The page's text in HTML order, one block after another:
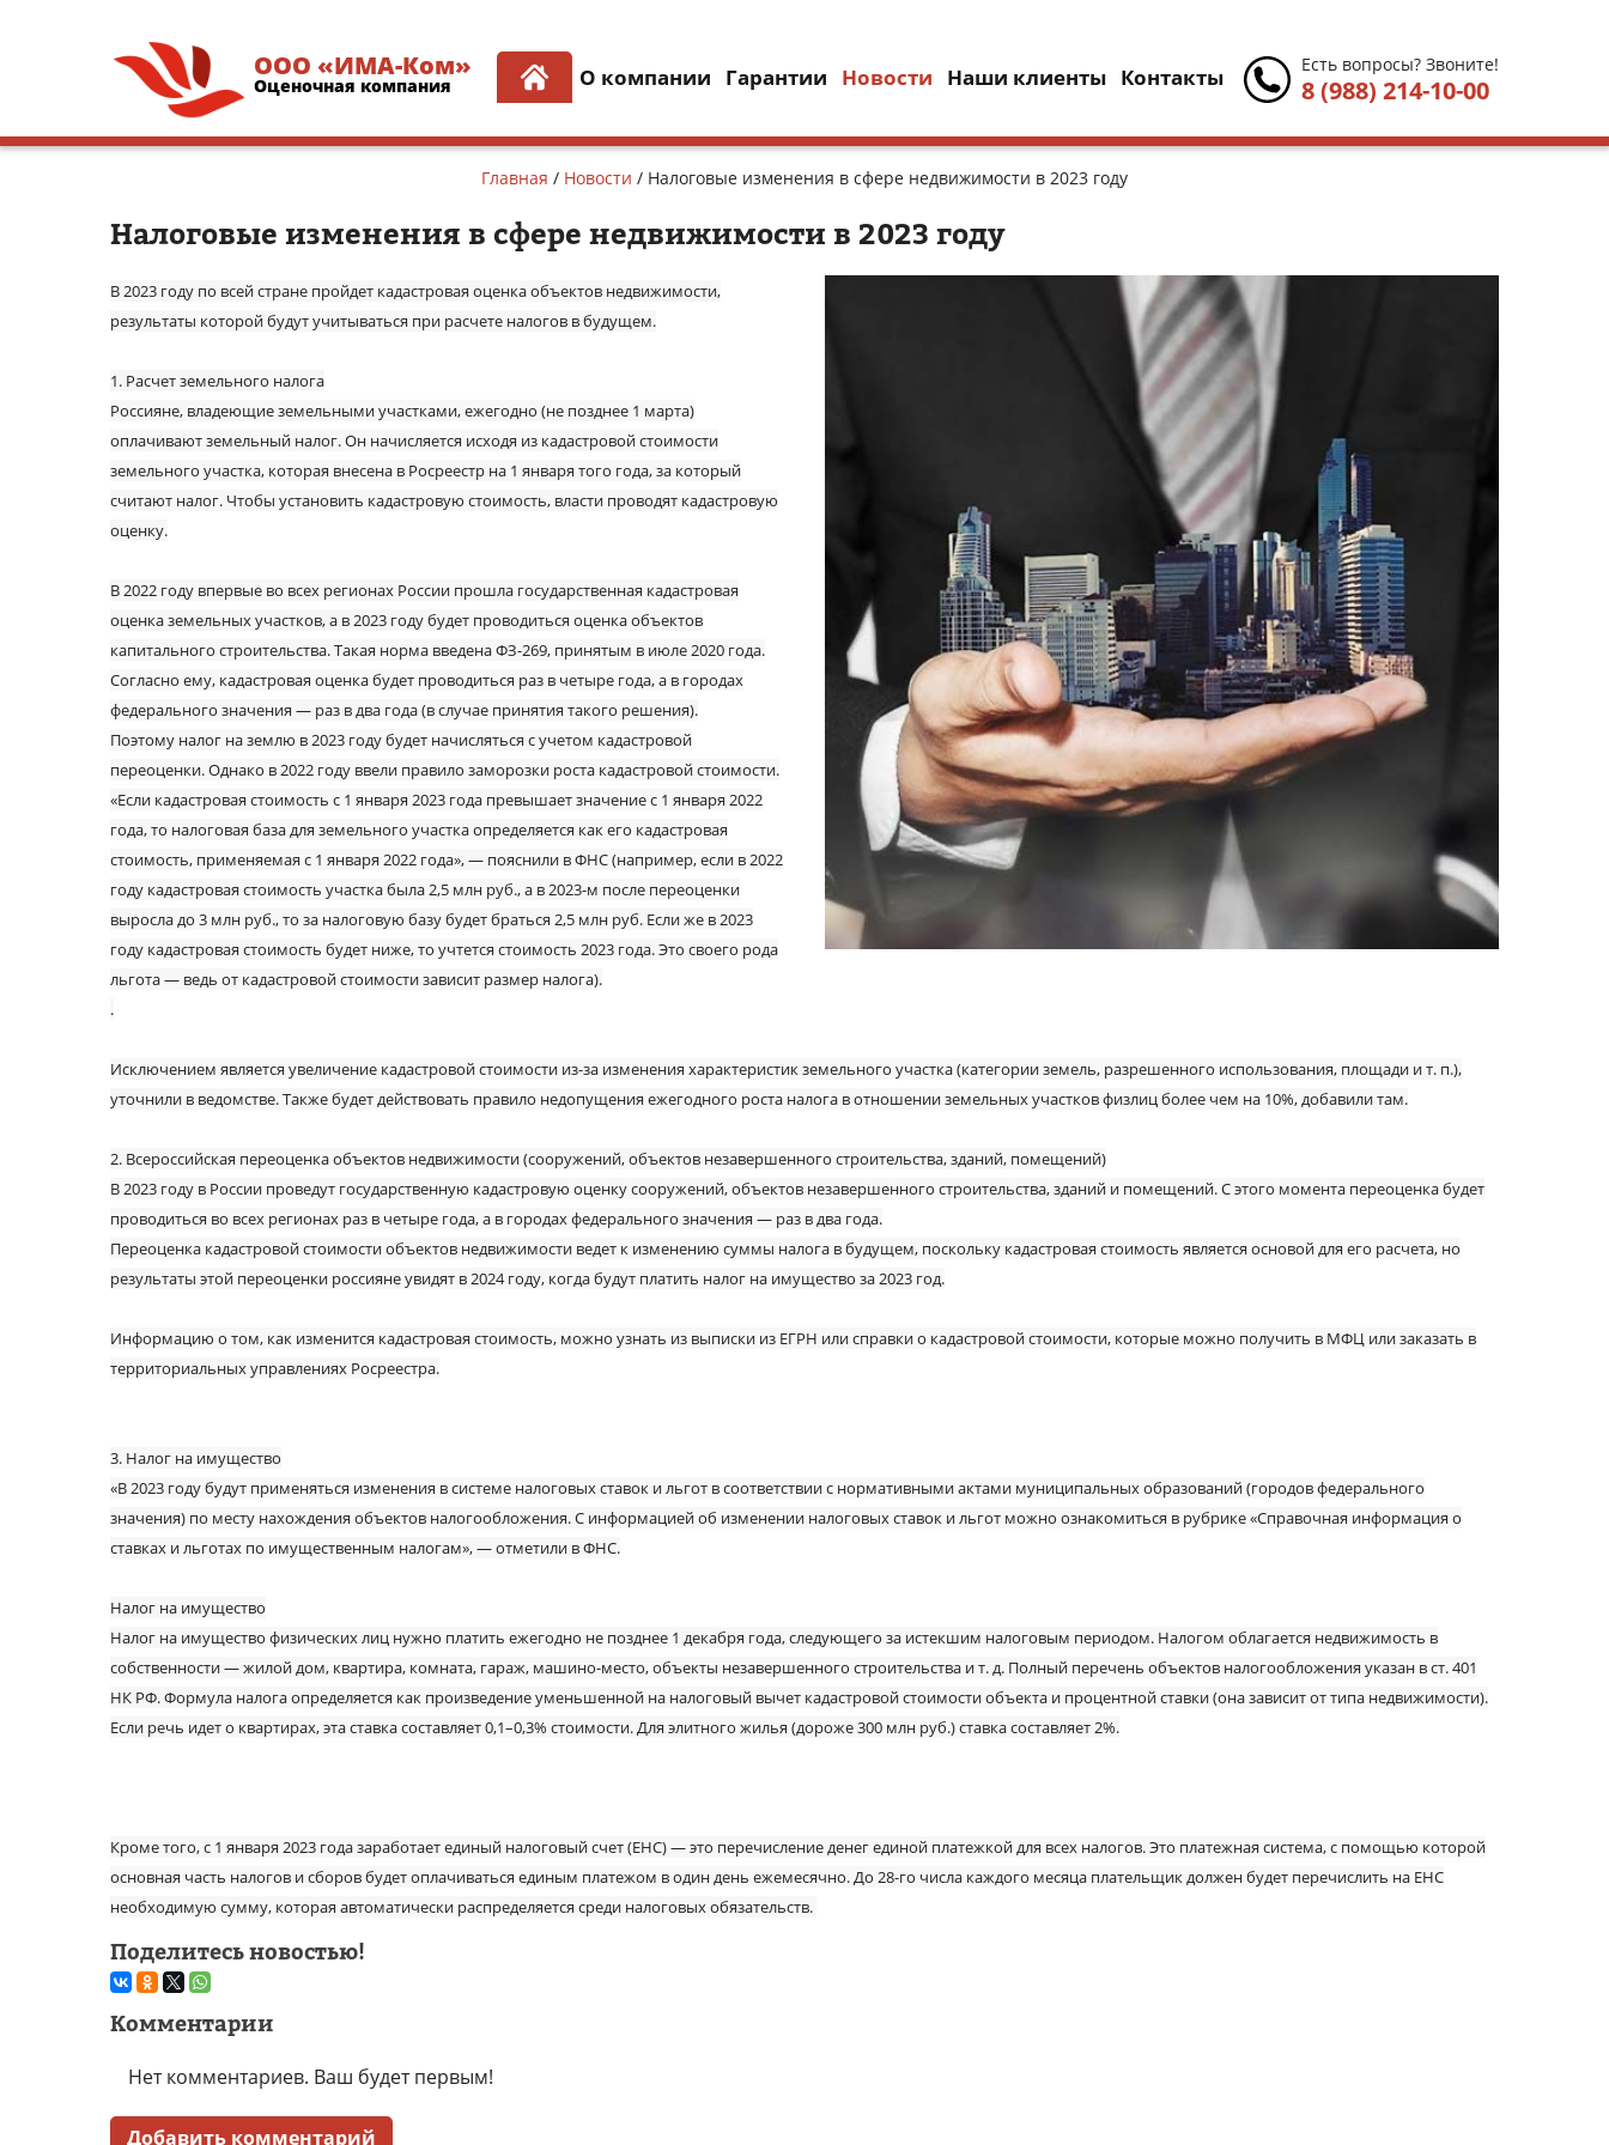
ООО «ИМА-Ком»
Оценочная компания О компании Гарантии Новости Наши клиенты Контакты Есть вопросы? Звоните!
8 (988) 214-10-00
Главная / Новости / Налоговые изменения в сфере недвижимости в 2023 году
Налоговые изменения в сфере недвижимости в 2023 году
В 2023 году по всей стране пройдет кадастровая оценка объектов недвижимости,
результаты которой будут учитываться при расчете налогов в будущем.
1. Расчет земельного налога
Россияне, владеющие земельными участками, ежегодно (не позднее 1 марта)
оплачивают земельный налог. Он начисляется исходя из кадастровой стоимости
земельного участка, которая внесена в Росреестр на 1 января того года, за который
считают налог. Чтобы установить кадастровую стоимость, власти проводят кадастровую
оценку.
В 2022 году впервые во всех регионах России прошла государственная кадастровая
оценка земельных участков, а в 2023 году будет проводиться оценка объектов
капитального строительства. Такая норма введена ФЗ-269, принятым в июле 2020 года.
Согласно ему, кадастровая оценка будет проводиться раз в четыре года, а в городах
федерального значения — раз в два года (в случае принятия такого решения).
Поэтому налог на землю в 2023 году будет начисляться с учетом кадастровой
переоценки. Однако в 2022 году ввели правило заморозки роста кадастровой стоимости.
«Если кадастровая стоимость с 1 января 2023 года превышает значение с 1 января 2022
года, то налоговая база для земельного участка определяется как его кадастровая
стоимость, применяемая с 1 января 2022 года», — пояснили в ФНС (например, если в 2022
году кадастровая стоимость участка была 2,5 млн руб., а в 2023-м после переоценки
выросла до 3 млн руб., то за налоговую базу будет браться 2,5 млн руб. Если же в 2023
году кадастровая стоимость будет ниже, то учтется стоимость 2023 года. Это своего рода
льгота — ведь от кадастровой стоимости зависит размер налога).
.
Исключением является увеличение кадастровой стоимости из-за изменения характеристик земельного участка (категории земель, разрешенного использования, площади и т. п.),
уточнили в ведомстве. Также будет действовать правило недопущения ежегодного роста налога в отношении земельных участков физлиц более чем на 10%, добавили там.
2. Всероссийская переоценка объектов недвижимости (сооружений, объектов незавершенного строительства, зданий, помещений)
В 2023 году в России проведут государственную кадастровую оценку сооружений, объектов незавершенного строительства, зданий и помещений. С этого момента переоценка будет
проводиться во всех регионах раз в четыре года, а в городах федерального значения — раз в два года.
Переоценка кадастровой стоимости объектов недвижимости ведет к изменению суммы налога в будущем, поскольку кадастровая стоимость является основой для его расчета, но
результаты этой переоценки россияне увидят в 2024 году, когда будут платить налог на имущество за 2023 год.
Информацию о том, как изменится кадастровая стоимость, можно узнать из выписки из ЕГРН или справки о кадастровой стоимости, которые можно получить в МФЦ или заказать в
территориальных управлениях Росреестра.
3. Налог на имущество
«В 2023 году будут применяться изменения в системе налоговых ставок и льгот в соответствии с нормативными актами муниципальных образований (городов федерального
значения) по месту нахождения объектов налогообложения. С информацией об изменении налоговых ставок и льгот можно ознакомиться в рубрике «Справочная информация о
ставках и льготах по имущественным налогам», — отметили в ФНС.
Налог на имущество
Налог на имущество физических лиц нужно платить ежегодно не позднее 1 декабря года, следующего за истекшим налоговым периодом. Налогом облагается недвижимость в
собственности — жилой дом, квартира, комната, гараж, машино-место, объекты незавершенного строительства и т. д. Полный перечень объектов налогообложения указан в ст. 401
НК РФ. Формула налога определяется как произведение уменьшенной на налоговый вычет кадастровой стоимости объекта и процентной ставки (она зависит от типа недвижимости).
Если речь идет о квартирах, эта ставка составляет 0,1–0,3% стоимости. Для элитного жилья (дороже 300 млн руб.) ставка составляет 2%.
Кроме того, с 1 января 2023 года заработает единый налоговый счет (ЕНС) — это перечисление денег единой платежкой для всех налогов. Это платежная система, с помощью которой
основная часть налогов и сборов будет оплачиваться единым платежом в один день ежемесячно. До 28-го числа каждого месяца плательщик должен будет перечислить на ЕНС
необходимую сумму, которая автоматически распределяется среди налоговых обязательств.
Поделитесь новостью!
Комментарии
Нет комментариев. Ваш будет первым!
Добавить комментарий